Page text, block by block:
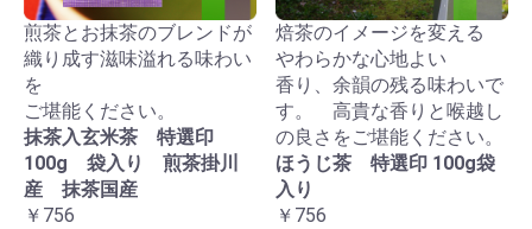
煎茶とお抹茶のブレンドが
織り成す滋味溢れる味わい
を
ご堪能ください。
抹茶入玄米茶 特選印
100g 袋入り 煎茶掛川
産 抹茶国産
￥756
焙茶のイメージを変える
やわらかな心地よい
香り、余韻の残る味わいで
す。 高貴な香りと喉越し
の良さをご堪能ください。
ほうじ茶 特選印 100g袋
入り
￥756